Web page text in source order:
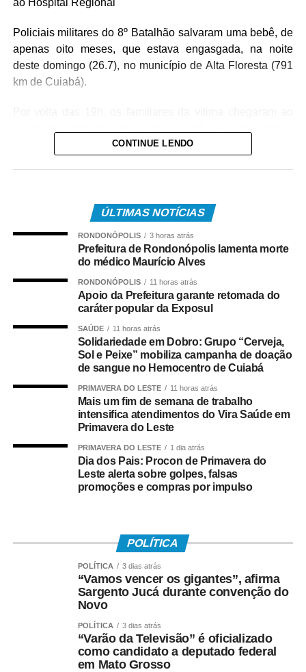
Policiais militares do 8º Batalhão salvaram uma bebê, de
apenas oito meses, que estava engasgada, na noite
deste domingo (26.7), no município de Alta Floresta (791
km de Cuiabá).
um quadro de obstrução das vias aéreas com leite
Após o atendimento inicial, o bebê foi levado ao Hospital
Regional, acompanhado da mãe, onde permaneceu sob
os cuidados da equipe médica. A bebê foi atendida pela
e aos procedimentos necessários.
WhatsApp
Facebook
Twitter
Messenger
LinkedIn
Share
CONTINUE LENDO
ÚLTIMAS NOTÍCIAS
RONDONÓPOLIS 3 horas atrás
Prefeitura de Rondonópolis lamenta morte
do médico Maurício Alves
RONDONÓPOLIS 11 horas atrás
Apoio da Prefeitura garante retomada do
caráter popular da Exposul
SAÚDE 11 horas atrás
Solidariedade em Dobro: Grupo “Cerveja,
Sol e Peixe” mobiliza campanha de doação
de sangue no Hemocentro de Cuiabá
PRIMAVERA DO LESTE 11 horas atrás
Mais um fim de semana de trabalho
intensifica atendimentos do Vira Saúde em
Primavera do Leste
PRIMAVERA DO LESTE 1 dia atrás
Dia dos Pais: Procon de Primavera do
Leste alerta sobre golpes, falsas
promoções e compras por impulso
POLÍTICA
POLÍTICA 3 dias atrás
“Vamos vencer os gigantes”, afirma
Sargento Jucá durante convenção do
Novo
POLÍTICA 3 dias atrás
“Varão da Televisão” é oficializado
como candidato a deputado federal
em Mato Grosso